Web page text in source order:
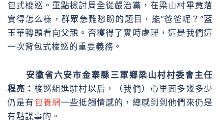
包式梭巡。重點檢討周全從嚴治黨，在梁山村畢竟落
實得怎么樣，群眾急難愁盼的題目，能“爸爸呢？”藍
玉華轉頭看向父親。否獲得了實時處理，這是我們這
一次背包式梭巡的重要義務。
安徽省六安市金寨縣三軍鄉梁山村村委會主任
程亮： 梭巡組進駐村以后，（我們）心里面多幾多少
仍是有包養網一些抵觸情感的，總感到到他們來仍是
有點謀事的。